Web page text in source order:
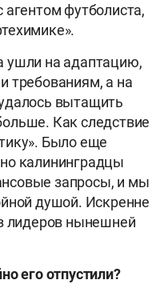
агентом футболиста,
ушли на адаптацию,
требованиям, а на
вытащить
Как следствие
Было еще
калининградцы
запросы, и мы
душой. Искренне
лидеров нынешней
его отпустили?